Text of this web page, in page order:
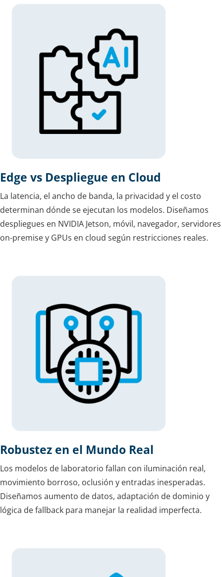
Edge vs Despliegue en Cloud
La latencia, el ancho de banda, la privacidad y el costo
determinan dónde se ejecutan los modelos. Diseñamos
despliegues en NVIDIA Jetson, móvil, navegador, servidores
on-premise y GPUs en cloud según restricciones reales.
Robustez en el Mundo Real
Los modelos de laboratorio fallan con iluminación real,
movimiento borroso, oclusión y entradas inesperadas.
Diseñamos aumento de datos, adaptación de dominio y
lógica de fallback para manejar la realidad imperfecta.